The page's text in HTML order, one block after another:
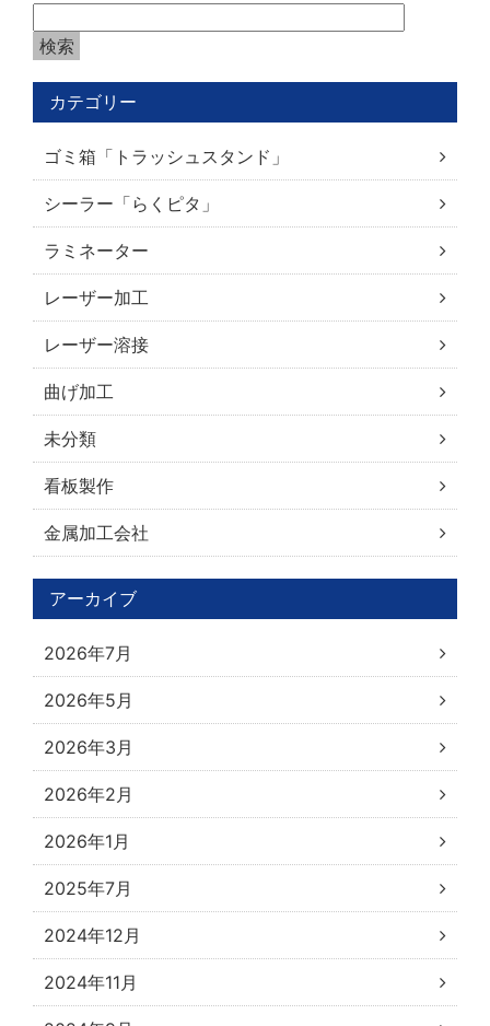
カテゴリー
ゴミ箱「トラッシュスタンド」
シーラー「らくピタ」
ラミネーター
レーザー加工
レーザー溶接
曲げ加工
未分類
看板製作
金属加工会社
アーカイブ
2026年7月
2026年5月
2026年3月
2026年2月
2026年1月
2025年7月
2024年12月
2024年11月